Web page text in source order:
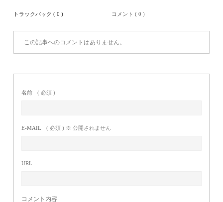
トラックバック ( 0 ) コメント ( 0 )
この記事へのコメントはありません。
名前 ( 必須 )
E-MAIL ( 必須 ) ※ 公開されません
URL
コメント内容